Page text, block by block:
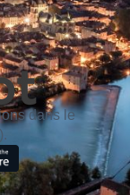
dans le